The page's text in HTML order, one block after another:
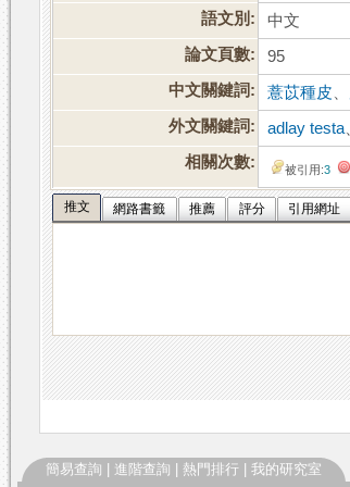
語文別:
中文
論文頁數:
95
中文關鍵詞:
薏苡種皮
外文關鍵詞:
adlay testa
相關次數:
被引用:3
推文 網路書籤 推薦 評分 引用網址
簡易查詢 進階查詢 熱門排行 我的研究室